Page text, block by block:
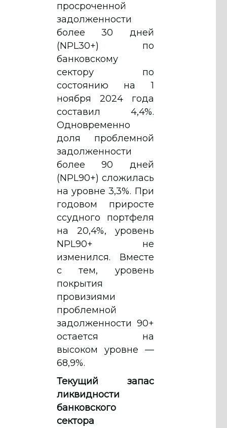
просроченной
задолженности
более 30 дней
(NPL30+) по
банковскому
сектору по
состоянию на 1
ноября 2024 года
составил 4,4%.
Одновременно
доля проблемной
задолженности
более 90 дней
(NPL90+) сложилась
на уровне 3,3%. При
годовом приросте
ссудного портфеля
на 20,4%, уровень
NPL90+ не
изменился. Вместе
с тем, уровень
покрытия
провизиями
проблемной
задолженности 90+
остается на
высоком уровне —
68,9%.
Текущий запас
ликвидности
банковского
сектора